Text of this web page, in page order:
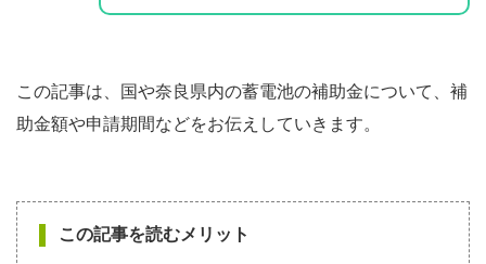
この記事は、国や奈良県内の蓄電池の補助金について、補
助金額や申請期間などをお伝えしていきます。
この記事を読むメリット